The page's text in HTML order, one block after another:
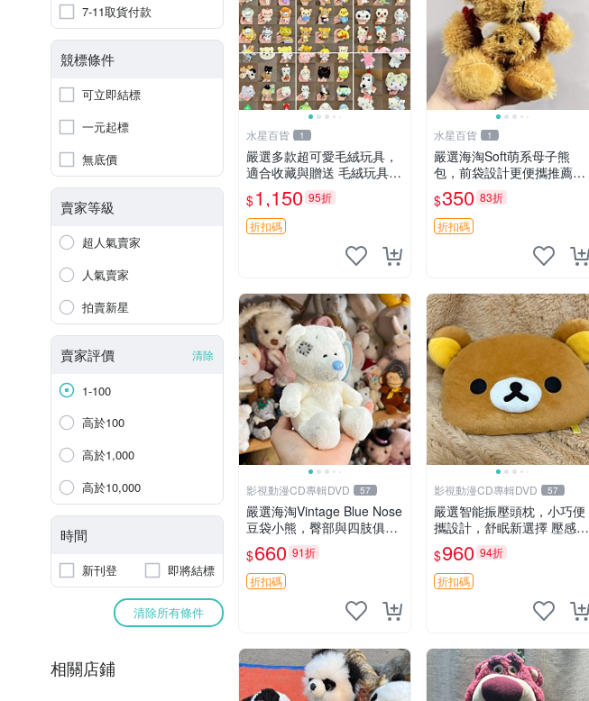
7-11取貨付款
競標條件
可立即結標
一元起標
無底價
賣家等級
超人氣賣家
人氣賣家
拍賣新星
賣家評價 清除
1-100
高於100
高於1,000
高於10,000
時間
新刊登 即將結標
清除所有條件
相關店鋪
水星百貨 1
嚴選多款超可愛毛絨玩具，
適合收藏與贈送 毛絨玩具、
抱枕、公仔
$1,150 95折
折扣碼
水星百貨 1
嚴選海淘Soft萌系母子熊
包，前袋設計更便攜推薦收
藏 母子熊 軟綿綿 包包
$350 83折
折扣碼
影視動漫CD專輯DVD 57
嚴選海淘Vintage Blue Nose
豆袋小熊，臀部與四肢俱
全，坐高11公分，附原盒與
吊牌收藏。藍鼻子小熊，值
得擁有 玩具 憶熊
$660 91折
折扣碼
影視動漫CD專輯DVD 57
嚴選智能振壓頭枕，小巧便
攜設計，舒眠新選擇 壓感震
動頭枕 確切尺寸 小巧便攜
$960 94折
折扣碼